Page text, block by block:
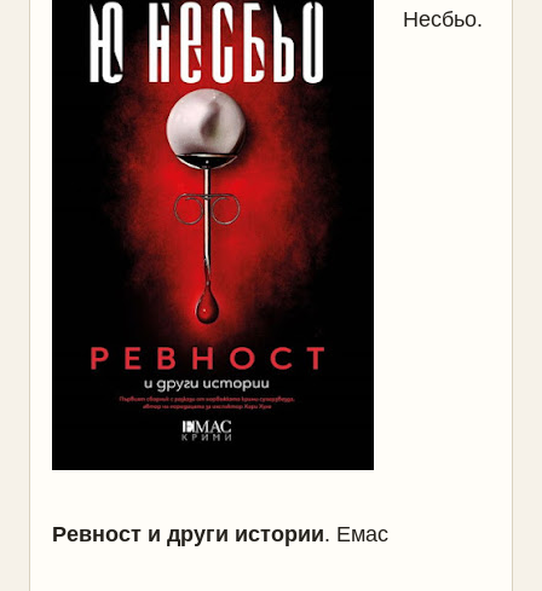
Несбьо.
Ревност и други истории. Емас